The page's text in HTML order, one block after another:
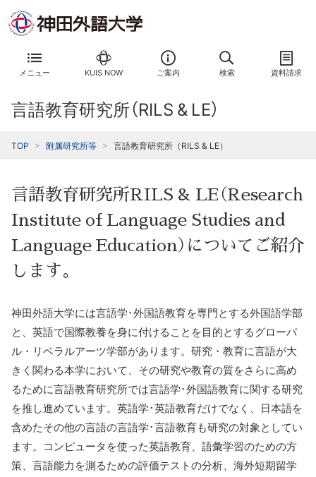
メニュー KUIS NOW ご案内 検索 資料請求
言語教育研究所（RILS & LE）
TOP 附属研究所等 言語教育研究所（RILS & LE）
言語教育研究所RILS & LE（Research
Institute of Language Studies and
Language Education）についてご紹介
します。
神田外語大学には言語学･外国語教育を専門とする外国語学部
と、英語で国際教養を身に付けることを目的とするグローバ
ル・リベラルアーツ学部があります。研究・教育に言語が大
きく関わる本学において、その研究や教育の質をさらに高め
るために言語教育研究所では言語学･外国語教育に関する研究
を推し進めています。英語学･英語教育だけでなく、日本語を
含めたその他の言語の言語学･言語教育も研究の対象としてい
ます。コンピュータを使った英語教育、語彙学習のための方
策、言語能力を測るための評価テストの分析、海外短期留学